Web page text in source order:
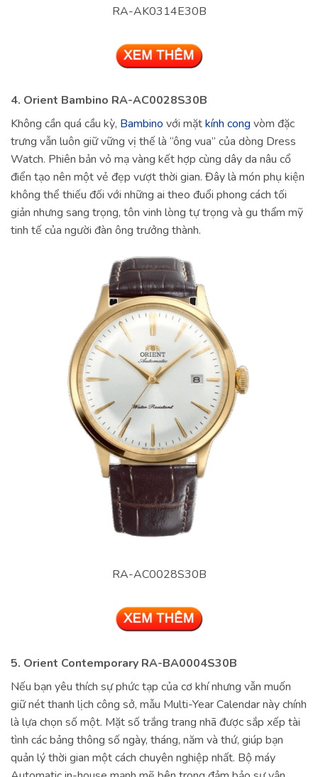
RA-AK0314E30B
4. Orient Bambino RA-AC0028S30B
Không cần quá cầu kỳ, Bambino với mặtkính cong vòm đặc
trưng vẫn luôn giữ vững vị thế là “ông vua” của dòng Dress
Watch. Phiên bản vỏ mạ vàng kết hợp cùng dây da nâu cổ
điển tạo nên một vẻ đẹp vượt thời gian. Đây là món phụ kiện
không thể thiếu đối với những ai theo đuổi phong cách tối
giản nhưng sang trọng, tôn vinh lòng tự trọng và gu thẩm mỹ
tinh tế của người đàn ông trưởng thành.
RA-AC0028S30B
5. Orient Contemporary RA-BA0004S30B
Nếu bạn yêu thích sự phức tạp của cơ khí nhưng vẫn muốn
giữ nét thanh lịch công sở, mẫu Multi-Year Calendar này chính
là lựa chọn số một. Mặt số trắng trang nhã được sắp xếp tài
tình các bảng thông số ngày, tháng, năm và thứ, giúp bạn
quản lý thời gian một cách chuyên nghiệp nhất. Bộ máy